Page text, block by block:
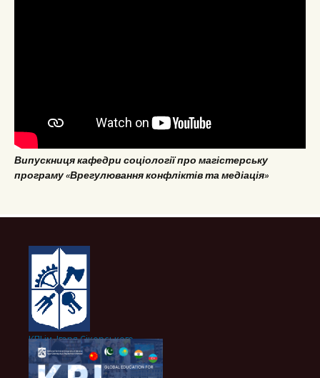
Випускниця кафедри соціології про магістерську
програму «Врегулювання конфліктів та медіація»
КПІ ім. Ігоря Сікорського